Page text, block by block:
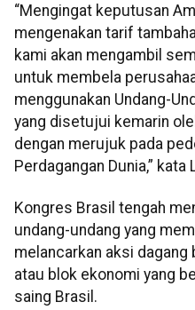
“Mengingat keputusan
mengenakan tarif
kami akan mengambil
untuk membela
menggunakan Undang-
yang disetujui kemarin
dengan merujuk pada
Perdagangan Dunia,” kata
Kongres Brasil tengah
undang-undang yang
melancarkan aksi dagang
atau blok ekonomi yang
saing Brasil.